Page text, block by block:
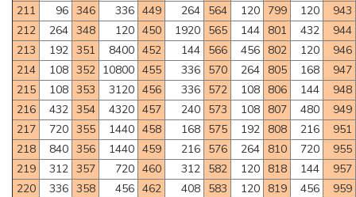
211
96 346 336 449 264 564 120 799 120
943
212
264 348 120 450 1920 565 144 801 432
944
213
192 351 8400 452 144 566 456 802 120
946
214
108 352 10800 455 336 570 264 805 168
947
215
108 353 3120 456 336 572 108 806 144
948
216
432 354 4320 457 240 573 108 807 480
949
217
720 355 1440 458 168 575 192 808 216
951
218
840 356 1440 459 216 576 264 810 720
955
219
312 357 720 460 312 582 120 818 144
957
220
336 358 456 462 408 583 120 819 456
959